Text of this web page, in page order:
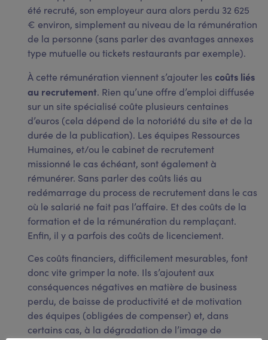
été recruté, son employeur aura alors perdu 32 625
€ environ, simplement au niveau de la rémunération
de la personne (sans parler des avantages annexes
type mutuelle ou tickets restaurants par exemple).
À cette rémunération viennent s’ajouter les coûts liés
au recrutement. Rien qu’une offre d’emploi diffusée
sur un site spécialisé coûte plusieurs centaines
d’euros (cela dépend de la notoriété du site et de la
durée de la publication). Les équipes Ressources
Humaines, et/ou le cabinet de recrutement
missionné le cas échéant, sont également à
rémunérer. Sans parler des coûts liés au
redémarrage du process de recrutement dans le cas
où le salarié ne fait pas l’affaire. Et des coûts de la
formation et de la rémunération du remplaçant.
Enfin, il y a parfois des coûts de licenciement.
Ces coûts financiers, difficilement mesurables, font
donc vite grimper la note. Ils s’ajoutent aux
conséquences négatives en matière de business
perdu, de baisse de productivité et de motivation
des équipes (obligées de compenser) et, dans
certains cas, à la dégradation de l’image de